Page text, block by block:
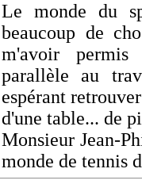
Le monde du
beaucoup de
m'avoir
parallèle au
espérant
d'une table... de
Monsieur Jean-
monde de tennis